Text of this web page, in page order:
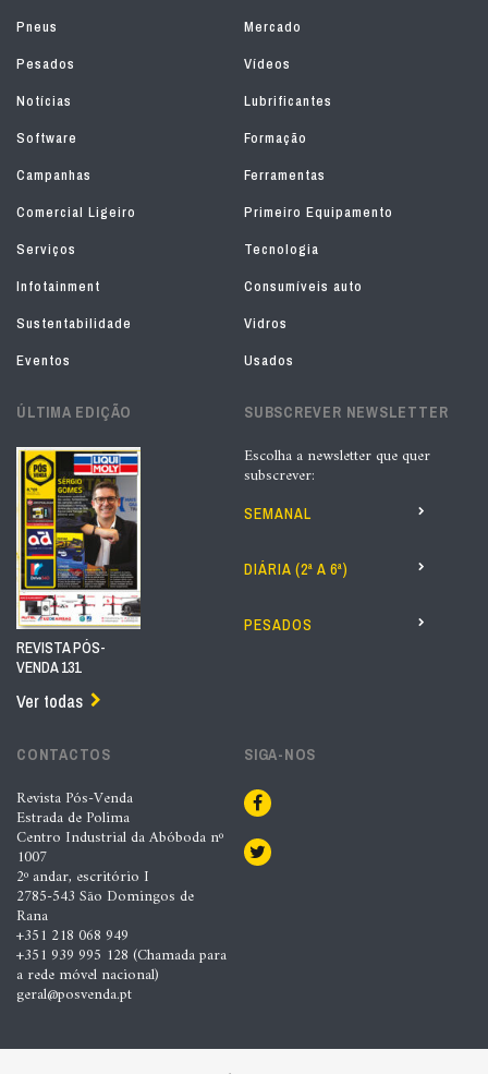
Pneus
Mercado
Pesados
Vídeos
Notícias
Lubrificantes
Software
Formação
Campanhas
Ferramentas
Comercial Ligeiro
Primeiro Equipamento
Serviços
Tecnologia
Infotainment
Consumíveis auto
Sustentabilidade
Vidros
Eventos
Usados
ÚLTIMA EDIÇÃO
REVISTA PÓS-
VENDA 131
Ver todas
SUBSCREVER NEWSLETTER
Escolha a newsletter que quer
subscrever:
SEMANAL
DIÁRIA (2ª A 6ª)
PESADOS
CONTACTOS
Revista Pós-Venda
Estrada de Polima
Centro Industrial da Abóboda nº
1007
2º andar, escritório I
2785-543 São Domingos de
Rana
+351 218 068 949
+351 939 995 128 (Chamada para
a rede móvel nacional)
geral@posvenda.pt
SIGA-NOS